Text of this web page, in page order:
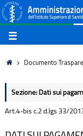
Documento
Sezione: Dati sui
Art.4-bis c.2 d.lgs 33/